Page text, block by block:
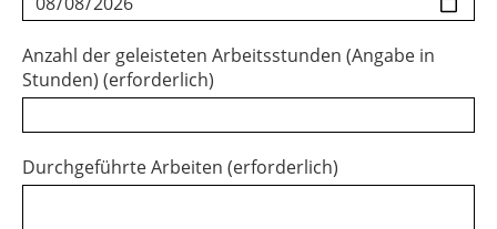
Anzahl der geleisteten Arbeitsstunden (Angabe in
Stunden) (erforderlich)
Durchgeführte Arbeiten (erforderlich)